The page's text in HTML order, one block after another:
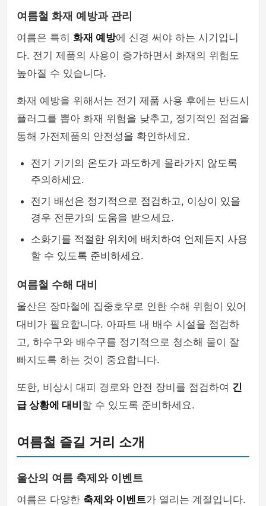
여름철 화재 예방과 관리
여름은 특히 화재 예방에 신경 써야 하는 시기입니
다. 전기 제품의 사용이 증가하면서 화재의 위험도
높아질 수 있습니다.
화재 예방을 위해서는 전기 제품 사용 후에는 반드시
플러그를 뽑아 화재 위험을 낮추고, 정기적인 점검을
통해 가전제품의 안전성을 확인하세요.
전기 기기의 온도가 과도하게 올라가지 않도록
주의하세요.
전기 배선은 정기적으로 점검하고, 이상이 있을
경우 전문가의 도움을 받으세요.
소화기를 적절한 위치에 배치하여 언제든지 사용
할 수 있도록 준비하세요.
여름철 수해 대비
울산은 장마철에 집중호우로 인한 수해 위험이 있어
대비가 필요합니다. 아파트 내 배수 시설을 점검하
고, 하수구와 배수구를 정기적으로 청소해 물이 잘
빠지도록 하는 것이 중요합니다.
또한, 비상시 대피 경로와 안전 장비를 점검하여 긴
급 상황에 대비 할 수 있도록 준비하세요.
여름철 즐길 거리 소개
울산의 여름 축제와 이벤트
여름은 다양한 축제와 이벤트가 열리는 계절입니다.